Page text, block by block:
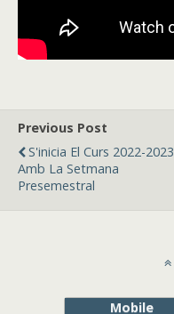
Previous Post
S'inicia El Curs 2022-2023
Amb La Setmana
Presemestral
Mobile